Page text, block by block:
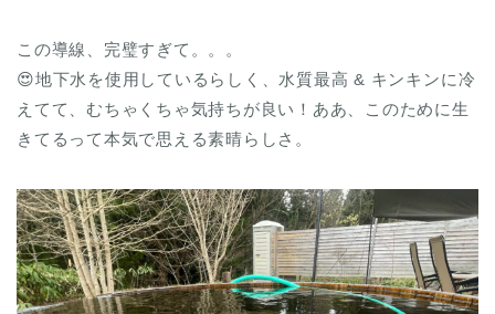
この導線、完璧すぎて。。。
😍地下水を使用しているらしく、水質最高 & キンキンに冷
えてて、むちゃくちゃ気持ちが良い！ああ、このために生
きてるって本気で思える素晴らしさ。